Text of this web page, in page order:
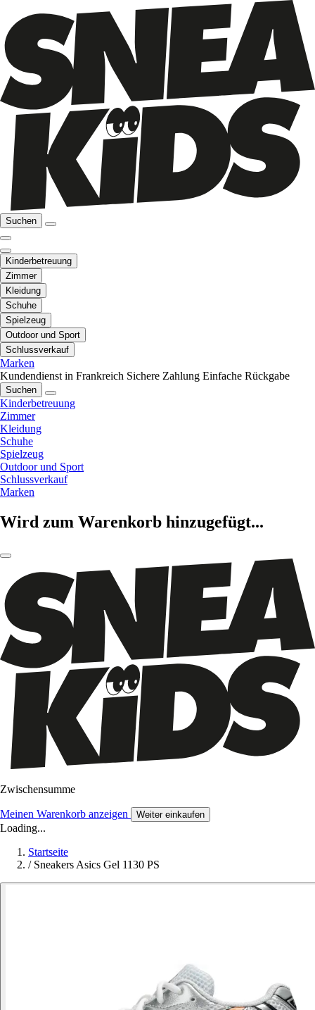
Suchen
Kinderbetreuung
Zimmer
Kleidung
Schuhe
Spielzeug
Outdoor und Sport
Schlussverkauf
Marken
Kundendienst in Frankreich Sichere Zahlung Einfache Rückgabe
Suchen
Kinderbetreuung
Zimmer
Kleidung
Schuhe
Spielzeug
Outdoor und Sport
Schlussverkauf
Marken
Wird zum Warenkorb hinzugefügt...
Zwischensumme
Meinen Warenkorb anzeigen Weiter einkaufen
Loading...
Startseite
/ Sneakers Asics Gel 1130 PS